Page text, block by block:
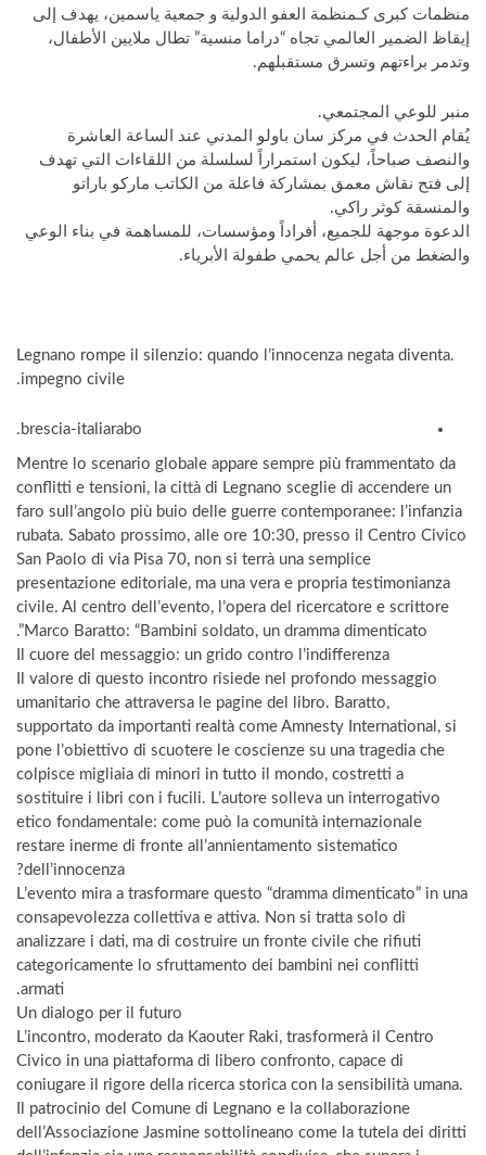
منظمات كبرى كـمنظمة العفو الدولية و جمعية ياسمين، يهدف إلى
إيقاظ الضمير العالمي تجاه “دراما منسية” تطال ملايين الأطفال،
وتدمر براءتهم وتسرق مستقبلهم.
​منبر للوعي المجتمعي.
يُقام الحدث في مركز سان باولو المدني عند الساعة العاشرة
والنصف صباحاً، ليكون استمراراً لسلسلة من اللقاءات التي تهدف
إلى فتح نقاش معمق بمشاركة فاعلة من الكاتب ماركو باراتو
والمنسقة كوثر راكي.
الدعوة موجهة للجميع، أفراداً ومؤسسات، للمساهمة في بناء الوعي
والضغط من أجل عالم يحمي طفولة الأبرياء.
.Legnano rompe il silenzio: quando l’innocenza negata diventa
impegno civile.
brescia-italiarabo.
​Mentre lo scenario globale appare sempre più frammentato da
conflitti e tensioni, la città di Legnano sceglie di accendere un
faro sull’angolo più buio delle guerre contemporanee: l’infanzia
rubata. Sabato prossimo, alle ore 10:30, presso il Centro Civico
San Paolo di via Pisa 70, non si terrà una semplice
presentazione editoriale, ma una vera e propria testimonianza
civile. Al centro dell’evento, l’opera del ricercatore e scrittore
Marco Baratto: “Bambini soldato, un dramma dimenticato”.
​Il cuore del messaggio: un grido contro l’indifferenza
​Il valore di questo incontro risiede nel profondo messaggio
umanitario che attraversa le pagine del libro. Baratto,
supportato da importanti realtà come Amnesty International, si
pone l’obiettivo di scuotere le coscienze su una tragedia che
colpisce migliaia di minori in tutto il mondo, costretti a
sostituire i libri con i fucili. L’autore solleva un interrogativo
etico fondamentale: come può la comunità internazionale
restare inerme di fronte all’annientamento sistematico
dell’innocenza?
​L’evento mira a trasformare questo “dramma dimenticato” in una
consapevolezza collettiva e attiva. Non si tratta solo di
analizzare i dati, ma di costruire un fronte civile che rifiuti
categoricamente lo sfruttamento dei bambini nei conflitti
armati.
​Un dialogo per il futuro
​L’incontro, moderato da Kaouter Raki, trasformerà il Centro
Civico in una piattaforma di libero confronto, capace di
coniugare il rigore della ricerca storica con la sensibilità umana.
Il patrocinio del Comune di Legnano e la collaborazione
dell’Associazione Jasmine sottolineano come la tutela dei diritti